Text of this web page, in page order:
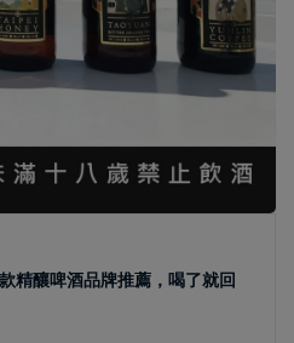
精釀啤酒品牌推薦，喝了就回